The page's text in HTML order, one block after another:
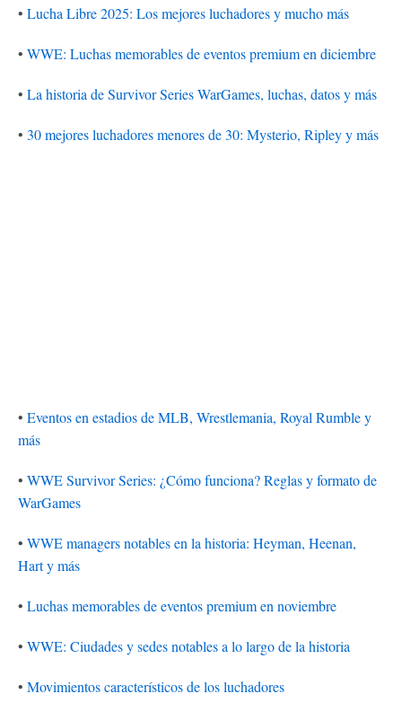
• Lucha Libre 2025: Los mejores luchadores y mucho más
• WWE: Luchas memorables de eventos premium en diciembre
• La historia de Survivor Series WarGames, luchas, datos y más
• 30 mejores luchadores menores de 30: Mysterio, Ripley y más
• Eventos en estadios de MLB, Wrestlemania, Royal Rumble y
más
• WWE Survivor Series: ¿Cómo funciona? Reglas y formato de
WarGames
• WWE managers notables en la historia: Heyman, Heenan,
Hart y más
• Luchas memorables de eventos premium en noviembre
• WWE: Ciudades y sedes notables a lo largo de la historia
• Movimientos característicos de los luchadores